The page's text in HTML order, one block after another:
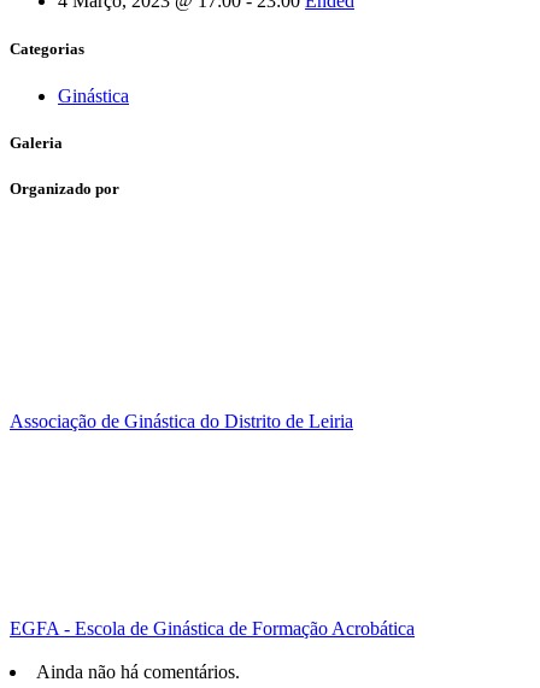
Categorias
Ginástica
Galeria
Organizado por
Associação de Ginástica do Distrito de Leiria
EGFA - Escola de Ginástica de Formação Acrobática
Ainda não há comentários.